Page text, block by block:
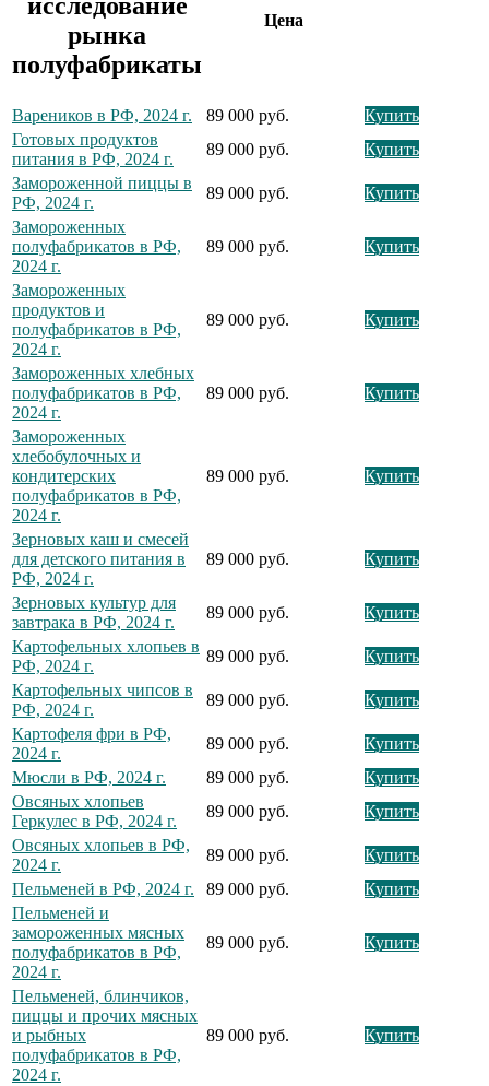
исследование
рынка
полуфабрикаты
Цена
Вареников в РФ, 2024 г. 89 000 руб.
Купить
Готовых продуктов
питания в РФ, 2024 г.
89 000 руб.
Купить
Замороженной пиццы в
РФ, 2024 г.
89 000 руб.
Купить
Замороженных
полуфабрикатов в РФ,
2024 г.
89 000 руб. Купить
Замороженных
продуктов и
полуфабрикатов в РФ,
2024 г.
89 000 руб. Купить
Замороженных хлебных
полуфабрикатов в РФ,
2024 г.
89 000 руб. Купить
Замороженных
хлебобулочных и
кондитерских
полуфабрикатов в РФ,
2024 г.
89 000 руб. Купить
Зерновых каш и смесей
для детского питания в
РФ, 2024 г.
89 000 руб. Купить
Зерновых культур для
завтрака в РФ, 2024 г.
89 000 руб.
Купить
Картофельных хлопьев в
РФ, 2024 г.
89 000 руб.
Купить
Картофельных чипсов в
РФ, 2024 г.
89 000 руб.
Купить
Картофеля фри в РФ,
2024 г.
89 000 руб.
Купить
Мюсли в РФ, 2024 г.
89 000 руб.
Купить
Овсяных хлопьев
Геркулес в РФ, 2024 г.
89 000 руб.
Купить
Овсяных хлопьев в РФ,
2024 г.
89 000 руб.
Купить
Пельменей в РФ, 2024 г.
89 000 руб.
Купить
Пельменей и
замороженных мясных
полуфабрикатов в РФ,
2024 г.
89 000 руб. Купить
Пельменей, блинчиков,
пиццы и прочих мясных
и рыбных
полуфабрикатов в РФ,
2024 г.
89 000 руб. Купить